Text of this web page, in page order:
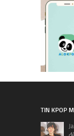
TIN KPOP